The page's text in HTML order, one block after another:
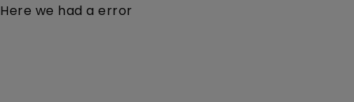
Here we had a error